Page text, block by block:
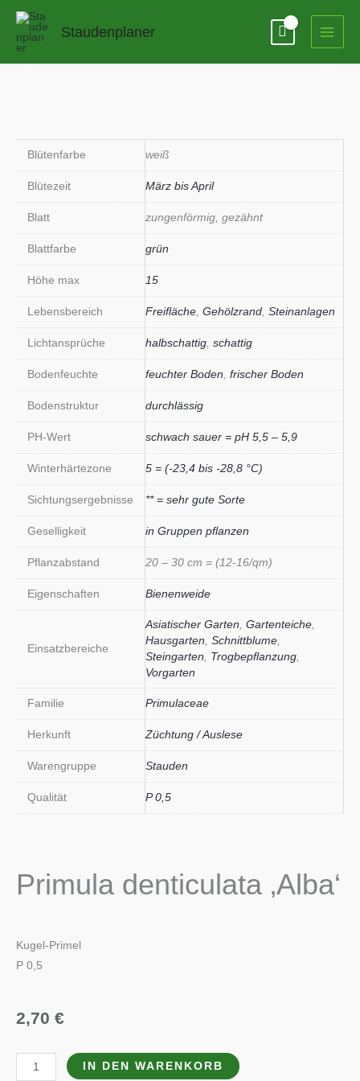
Zum
springen
Staudenplaner
Blütenfarbe weiß
Blütezeit März bis April
Blatt zungenförmig, gezähnt
Blattfarbe grün
Höhe max 15
Lebensbereich Freifläche Gehölzrand Steinanlagen
Lichtansprüche halbschattig schattig
Bodenfeuchte feuchter Boden frischer Boden
Bodenstruktur durchlässig
PH-Wert schwach sauer = pH 5,5 – 5,9
Winterhärtezone 5 = (-23,4 bis -28,8 °C)
Sichtungsergebnisse ** = sehr gute Sorte
Geselligkeit in Gruppen pflanzen
Pflanzabstand 20 – 30 cm = (12-16/qm)
Eigenschaften Bienenweide
Einsatzbereiche
Asiatischer Garten Gartenteiche
Hausgarten Schnittblume
Steingarten
Trogbepflanzung
Vorgarten
Familie Primulaceae
Herkunft Züchtung / Auslese
Warengruppe Stauden
Qualität P 0,5
Primula denticulata ‚Alba‘
Kugel-Primel
P 0,5
2,70 €
Primula
IN DEN WARENKORB